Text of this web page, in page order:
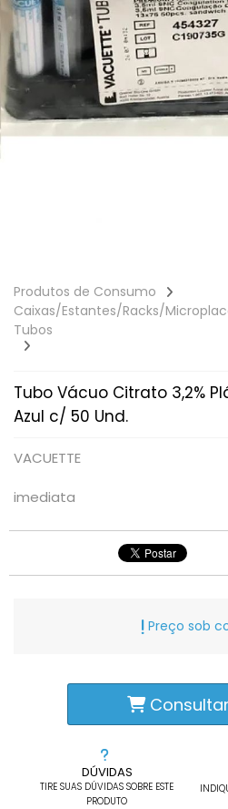
Produtos de Consumo
Caixas/Estantes/Racks/
Tubos
Tubo Vácuo Citrato 3,2%
Azul c/ 50 Und.
VACUETTE
imediata
DÚVIDAS
TIRE SUAS DÚVIDAS SOBRE ESTE
PRODUTO
Preço sob